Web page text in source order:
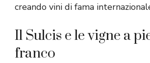
creando vini di fama
Il Sulcis e le vigne a
franco